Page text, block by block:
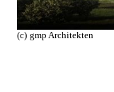
(c) gmp Architekten